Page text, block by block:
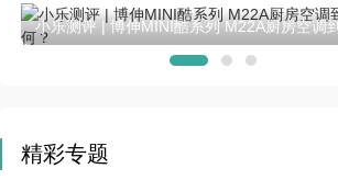
小乐测评第二期丨品格智美Max颜or实？成
择！
精彩专题